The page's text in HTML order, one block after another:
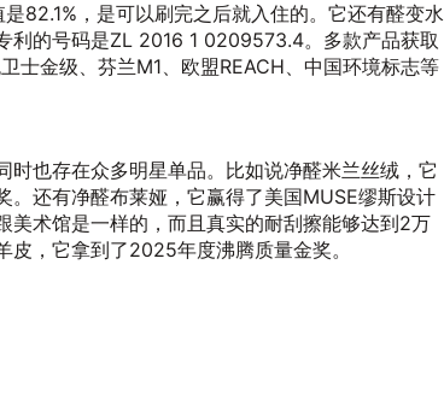
82.1%，是可以刷完之后就入住的。它还有醛变水
利的号码是ZL 2016 1 0209573.4。多款产品获取
士金级、芬兰M1、欧盟REACH、中国环境标志等
时也存在众多明星单品。比如说净醛米兰丝绒，它
。还有净醛布莱娅，它赢得了美国MUSE缪斯设计
美术馆是一样的，而且真实的耐刮擦能够达到2万
皮，它拿到了2025年度沸腾质量金奖。